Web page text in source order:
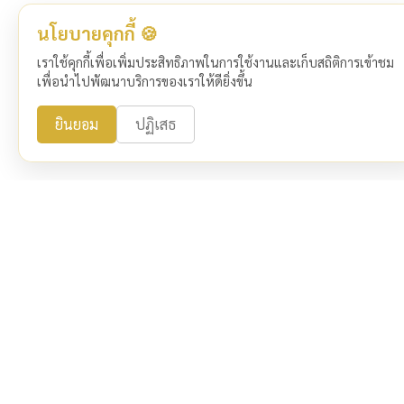
นโยบายคุกกี้ 🍪
เราใช้คุกกี้เพื่อเพิ่มประสิทธิภาพในการใช้งานและเก็บสถิติการเข้าชม
เพื่อนำไปพัฒนาบริการของเราให้ดียิ่งขึ้น
ยินยอม ปฏิเสธ